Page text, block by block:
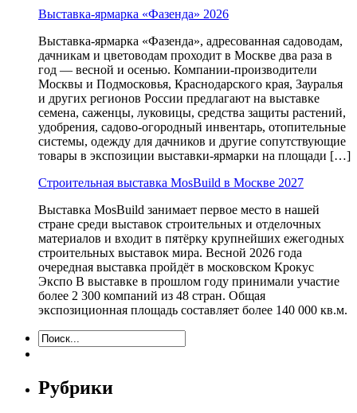
Выставка-ярмарка «Фазенда» 2026
Выставка-ярмарка «Фазенда», адресованная садоводам,
дачникам и цветоводам проходит в Москве два раза в
год — весной и осенью. Компании-производители
Москвы и Подмосковья, Краснодарского края, Зауралья
и других регионов России предлагают на выставке
семена, саженцы, луковицы, средства защиты растений,
удобрения, садово-огородный инвентарь, отопительные
системы, одежду для дачников и другие сопутствующие
товары в экспозиции выставки-ярмарки на площади […]
Строительная выставка MosBuild в Москве 2027
Выставка MosBuild занимает первое место в нашей
стране среди выставок строительных и отделочных
материалов и входит в пятёрку крупнейших ежегодных
строительных выставок мира. Весной 2026 года
очередная выставка пройдёт в московском Крокус
Экспо В выставке в прошлом году принимали участие
более 2 300 компаний из 48 стран. Общая
экспозиционная площадь составляет более 140 000 кв.м.
Рубрики